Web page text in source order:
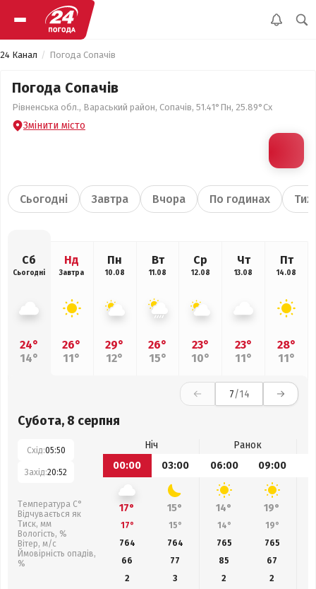
24 Канал Погода Сопачів
Погода Сопачів
Рівненська обл., Вараський район, Сопачів, 51.41°Пн, 25.89°Сх
Змінити місто
Сьогодні Завтра Вчора По годинах
Сб
Сьогодні
24°
14°
Нд
Завтра
26°
11°
Пн
10.08
29°
12°
Вт
11.08
26°
15°
Ср
12.08
23°
10°
Чт
13.08
23°
11°
Пт
14.08
28°
11°
7/14
Субота, 8 серпня
Схід:05:50
Захід:20:52
Температура С°
Відчувається як
Тиск, мм
Вологість, %
Вітер, м/с
Ймовірність опадів,
%
Ніч
Ранок
00:00
03:00 06:00 09:00
17° 15° 14° 19°
17° 15° 14° 19°
764
764 765 765
66
77 85 67
2
3 2
2